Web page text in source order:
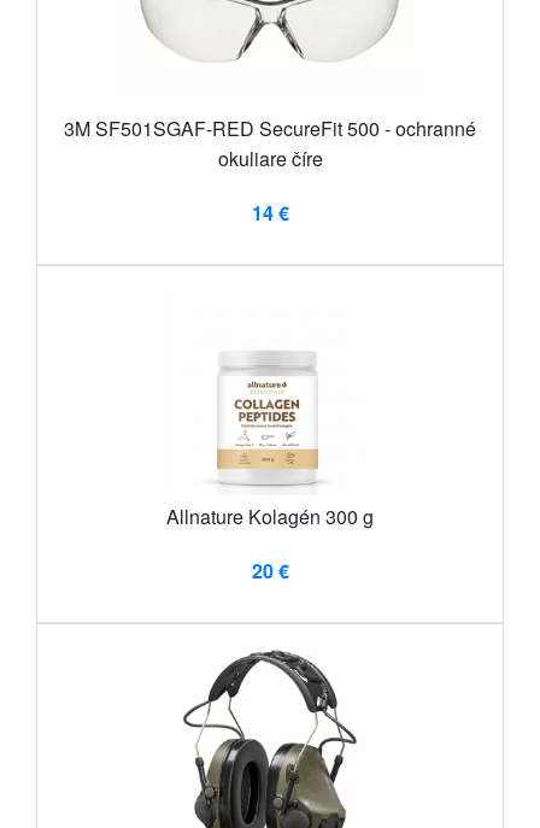
3M SF501SGAF-RED SecureFit 500 - ochranné
okuliare číre
14 €
Allnature Kolagén 300 g
20 €